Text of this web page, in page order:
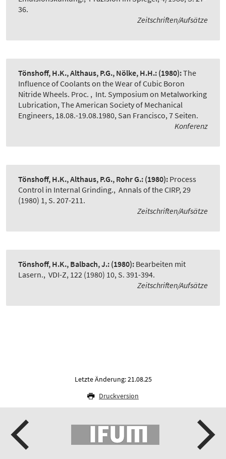
36.
Zeitschriften/Aufsätze
Tönshoff, H.K., Althaus, P.G., Nölke, H.H.: (1980):The
Influence of Coolants on the Wear of Cubic Boron
Nitride Wheels. Proc. , Int. Symposium on Metalworking
Lubrication, The American Society of Mechanical
Engineers, 18.08.-19.08.1980, San Francisco, 7 Seiten.
Konferenz
Tönshoff, H.K., Althaus, P.G., Rohr G.: (1980): Process
Control in Internal Grinding., Annals of the CIRP, 29
(1980) 1, S. 207-211.
Zeitschriften/Aufsätze
Tönshoff, H.K., Balbach, J.: (1980): Bearbeiten mit
Lasern., VDI-Z, 122 (1980) 10, S. 391-394.
Zeitschriften/Aufsätze
Letzte Änderung: 21.08.25
Druckversion